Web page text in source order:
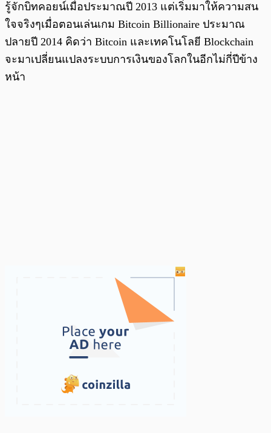
รู้จักบิทคอยน์เมื่อประมาณปี 2013 แต่เริ่มมาให้ความสน
ใจจริงๆเมื่อตอนเล่นเกม Bitcoin Billionaire ประมาณ
ปลายปี 2014 คิดว่า Bitcoin และเทคโนโลยี Blockchain
จะมาเปลี่ยนแปลงระบบการเงินของโลกในอีกไม่กี่ปีข้าง
หน้า